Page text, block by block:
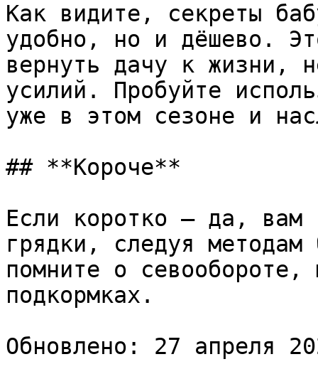
Как видите, секреты
удобно, но и дёшево.
вернуть дачу к жизни,
усилий. Пробуйте
уже в этом сезоне и
## **Короче**
Если коротко — да, вам
грядки, следуя
помните о севообороте,
подкормках.